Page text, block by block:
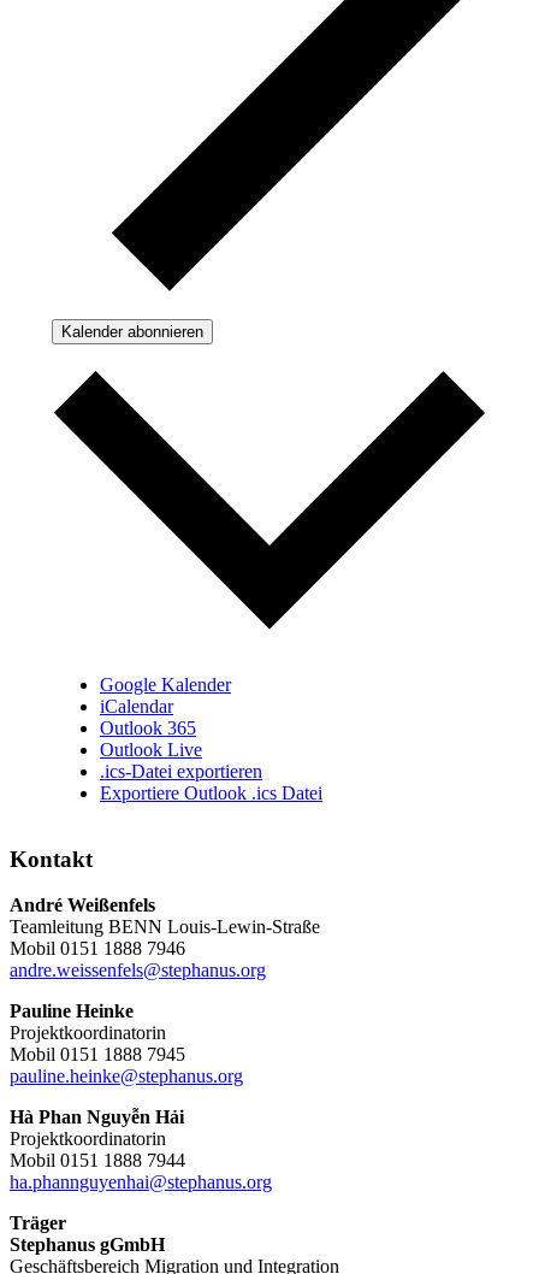
Kalender abonnieren
Google Kalender
iCalendar
Outlook 365
Outlook Live
.ics-Datei exportieren
Exportiere Outlook .ics Datei
Kontakt
André Weißenfels
Teamleitung BENN Louis-Lewin-Straße
Mobil 0151 1888 7946
andre.weissenfels@stephanus.org
Pauline Heinke
Projektkoordinatorin
Mobil 0151 1888 7945
pauline.heinke@stephanus.org
Hà Phan Nguyễn Hải
Projektkoordinatorin
Mobil 0151 1888 7944
ha.phannguyenhai@stephanus.org
Träger
Stephanus gGmbH
Geschäftsbereich Migration und Integration